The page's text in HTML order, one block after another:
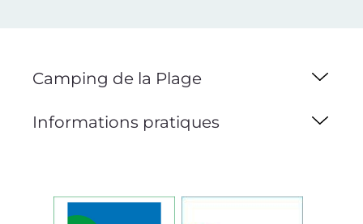
Camping de la Plage
Informations pratiques